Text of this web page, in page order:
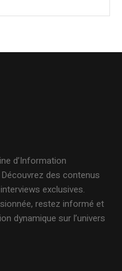
d’Information
des contenus
exclusives.
restez informé et
dynamique sur l’univers